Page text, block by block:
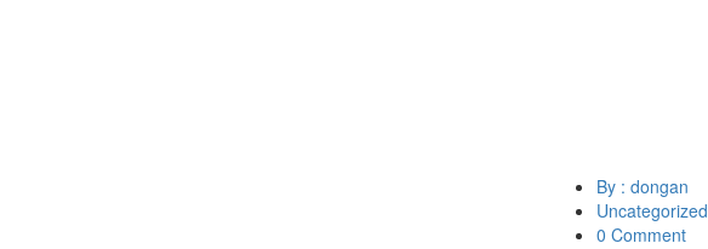
By : dongan
Uncategorized
0 Comment